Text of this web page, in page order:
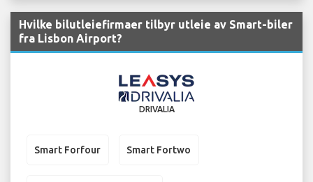
Hvilke bilutleiefirmaer tilbyr utleie av Smart-biler
fra Lisbon Airport?
DRIVALIA
Smart Forfour Smart Fortwo